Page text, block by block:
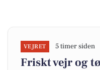
VEJRET 5 timer siden
Friskt vejr og